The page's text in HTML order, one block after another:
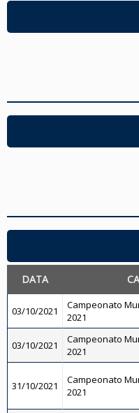
DATA
03/10/2021
Campeonato
2021
03/10/2021
Campeonato
2021
31/10/2021
Campeonato
2021